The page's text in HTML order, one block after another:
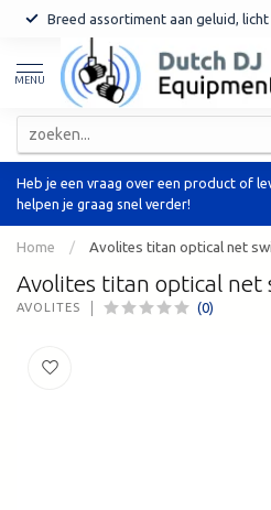
Breed assortiment aan geluid, licht
MENU
Heb je een vraag over een product of
helpen je graag snel verder!
Home / Avolites titan optical net
Avolites titan optical net
AVOLITES (0)